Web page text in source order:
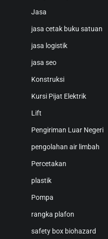
Jasa
jasa cetak buku satuan
jasa logistik
jasa seo
Konstruksi
Kursi Pijat Elektrik
Lift
Pengiriman Luar Negeri
pengolahan air limbah
Percetakan
plastik
Pompa
rangka plafon
safety box biohazard